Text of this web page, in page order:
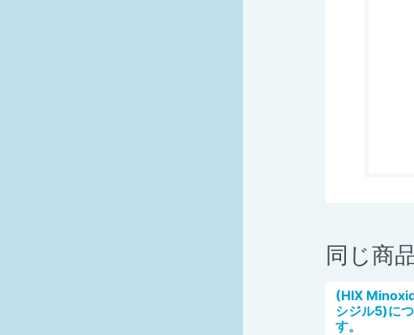
同じ商
(HIX
シジル5)に
す。